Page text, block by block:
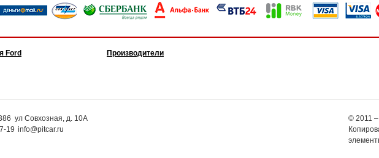
Ford
Производители
ул Совхозная, д. 10А
19 info@pitcar.ru
© 2011